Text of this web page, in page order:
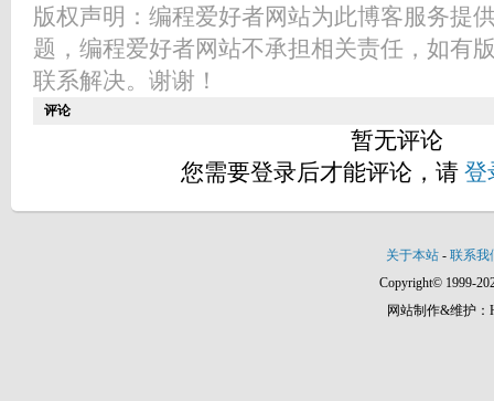
版权声明：编程爱好者网站为此博客服务提
题，编程爱好者网站不承担相关责任，如有
联系解决。谢谢！
评论
暂无评论
您需要登录后才能评论，请 登
关于本站 - 联系我
Copyright© 1999-
网站制作&维护